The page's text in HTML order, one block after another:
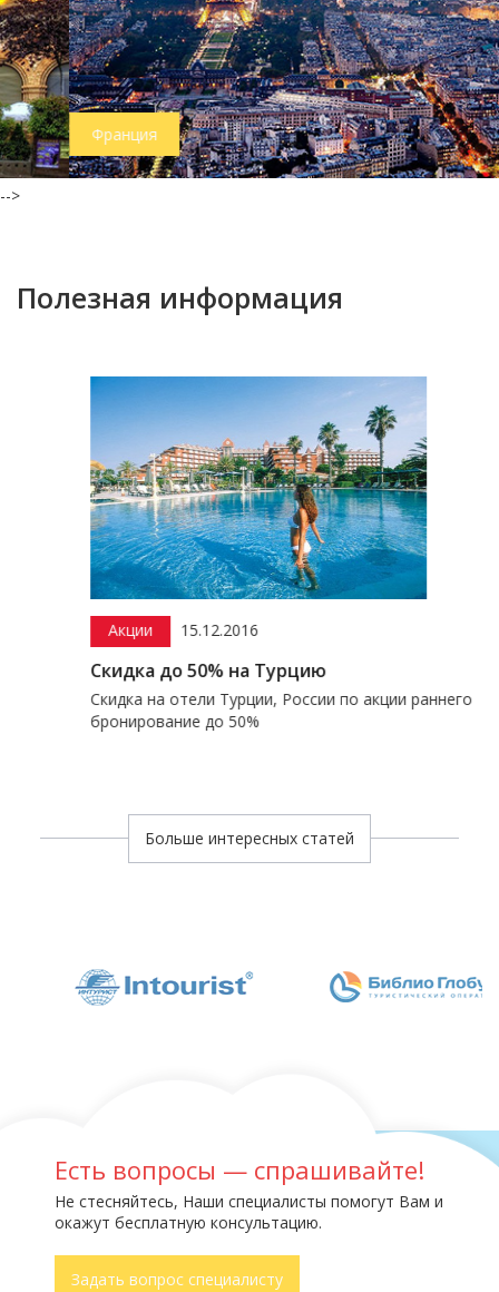
Франция
-->
Полезная информация
15.12.2016
Скидка до 50% на Турцию
Скидка на отели Турции, России по акции раннего
бронирование до 50%
Больше интересных статей
Есть вопросы — спрашивайте!
Не стесняйтесь, Наши специалисты помогут Вам и
окажут бесплатную консультацию.
Задать вопрос специалисту